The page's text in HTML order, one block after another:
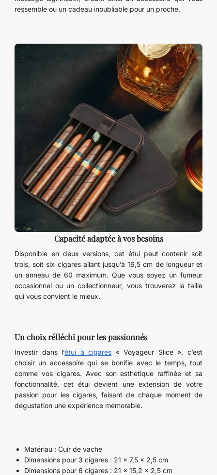
ressemble ou un cadeau inoubliable pour un proche.
Capacité adaptée à vos besoins
Disponible en deux versions, cet étui peut contenir soit
trois, soit six cigares allant jusqu’à 16,5 cm de longueur et
un anneau de 60 maximum. Que vous soyez un fumeur
occasionnel ou un collectionneur, vous trouverez la taille
qui vous convient le mieux.
Un choix réfléchi pour les passionnés
Investir dans l’étui à cigares « Voyageur Slice », c’est
choisir un accessoire qui se bonifie avec le temps, tout
comme vos cigares. Avec son esthétique raffinée et sa
fonctionnalité, cet étui devient une extension de votre
passion pour les cigares, faisant de chaque moment de
dégustation une expérience mémorable.
Matériau : Cuir de vache
Dimensions pour 3 cigares : 21 x 7,5 x 2,5 cm
Dimensions pour 6 cigares : 21 x 15,2 x 2,5 cm